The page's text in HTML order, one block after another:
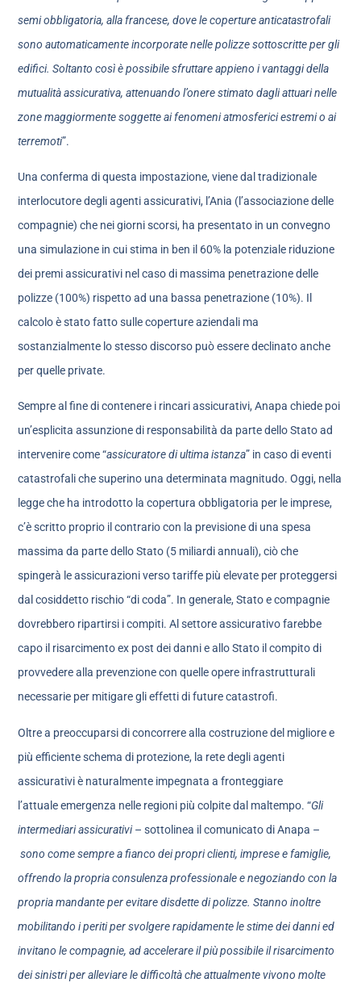
semi obbligatoria, alla francese, dove le coperture anticatastrofali
sono automaticamente incorporate nelle polizze sottoscritte per gli
edifici. Soltanto così è possibile sfruttare appieno i vantaggi della
mutualità assicurativa, attenuando l’onere stimato dagli attuari nelle
zone maggiormente soggette ai fenomeni atmosferici estremi o ai
terremoti”.
Una conferma di questa impostazione, viene dal tradizionale
interlocutore degli agenti assicurativi, l’Ania (l’associazione delle
compagnie) che nei giorni scorsi, ha presentato in un convegno
una simulazione in cui stima in ben il 60% la potenziale riduzione
dei premi assicurativi nel caso di massima penetrazione delle
polizze (100%) rispetto ad una bassa penetrazione (10%). Il
calcolo è stato fatto sulle coperture aziendali ma
sostanzialmente lo stesso discorso può essere declinato anche
per quelle private.
Sempre al fine di contenere i rincari assicurativi, Anapa chiede poi
un’esplicita assunzione di responsabilità da parte dello Stato ad
intervenire come “assicuratore di ultima istanza” in caso di eventi
catastrofali che superino una determinata magnitudo. Oggi, nella
legge che ha introdotto la copertura obbligatoria per le imprese,
c’è scritto proprio il contrario con la previsione di una spesa
massima da parte dello Stato (5 miliardi annuali), ciò che
spingerà le assicurazioni verso tariffe più elevate per proteggersi
dal cosiddetto rischio “di coda”. In generale, Stato e compagnie
dovrebbero ripartirsi i compiti. Al settore assicurativo farebbe
capo il risarcimento ex post dei danni e allo Stato il compito di
provvedere alla prevenzione con quelle opere infrastrutturali
necessarie per mitigare gli effetti di future catastrofi.
Oltre a preoccuparsi di concorrere alla costruzione del migliore e
più efficiente schema di protezione, la rete degli agenti
assicurativi è naturalmente impegnata a fronteggiare
l’attuale emergenza nelle regioni più colpite dal maltempo. “Gli
intermediari assicurativi– sottolinea il comunicato di Anapa –
sono come sempre a fianco dei propri clienti, imprese e famiglie,
offrendo la propria consulenza professionale e negoziando con la
propria mandante per evitare disdette di polizze. Stanno inoltre
mobilitando i periti per svolgere rapidamente le stime dei danni ed
invitano le compagnie, ad accelerare il più possibile il risarcimento
dei sinistri per alleviare le difficoltà che attualmente vivono molte